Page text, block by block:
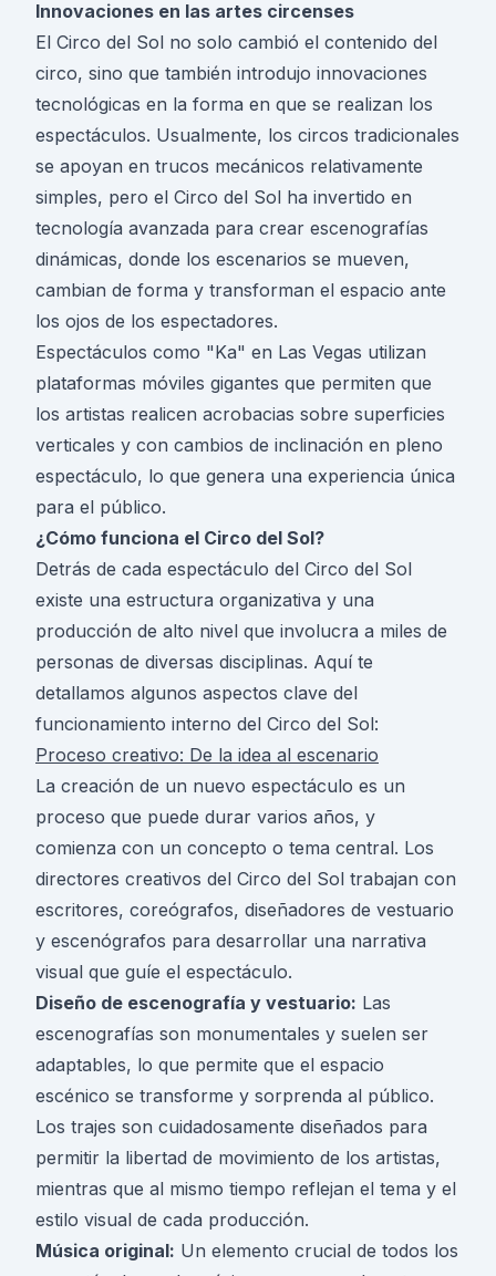
Innovaciones en las artes circenses
El Circo del Sol no solo cambió el contenido del
circo, sino que también introdujo innovaciones
tecnológicas en la forma en que se realizan los
espectáculos. Usualmente, los circos tradicionales
se apoyan en trucos mecánicos relativamente
simples, pero el Circo del Sol ha invertido en
tecnología avanzada para crear escenografías
dinámicas, donde los escenarios se mueven,
cambian de forma y transforman el espacio ante
los ojos de los espectadores.
Espectáculos como "Ka" en Las Vegas utilizan
plataformas móviles gigantes que permiten que
los artistas realicen acrobacias sobre superficies
verticales y con cambios de inclinación en pleno
espectáculo, lo que genera una experiencia única
para el público.
¿Cómo funciona el Circo del Sol?
Detrás de cada espectáculo del Circo del Sol
existe una estructura organizativa y una
producción de alto nivel que involucra a miles de
personas de diversas disciplinas. Aquí te
detallamos algunos aspectos clave del
funcionamiento interno del Circo del Sol:
Proceso creativo: De la idea al escenario
La creación de un nuevo espectáculo es un
proceso que puede durar varios años, y
comienza con un concepto o tema central. Los
directores creativos del Circo del Sol trabajan con
escritores, coreógrafos, diseñadores de vestuario
y escenógrafos para desarrollar una narrativa
visual que guíe el espectáculo.
Diseño de escenografía y vestuario: Las
escenografías son monumentales y suelen ser
adaptables, lo que permite que el espacio
escénico se transforme y sorprenda al público.
Los trajes son cuidadosamente diseñados para
permitir la libertad de movimiento de los artistas,
mientras que al mismo tiempo reflejan el tema y el
estilo visual de cada producción.
Música original: Un elemento crucial de todos los